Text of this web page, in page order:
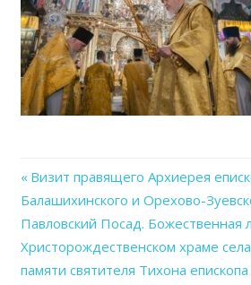
Навигация
по
записям
Previous
Post:
Визит правящего Архиерея
Балашихинского и Орехово-
Павловский Посад. Божественная
Христорождественском храме
памяти святителя Тихона